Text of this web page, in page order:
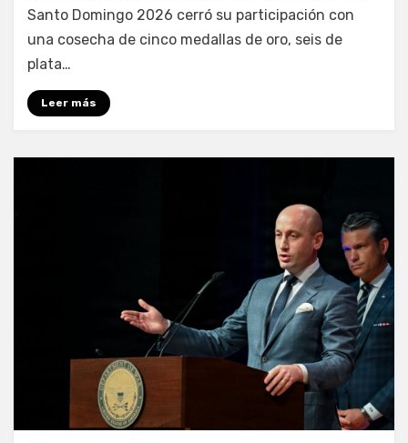
Santo Domingo 2026 cerró su participación con
una cosecha de cinco medallas de oro, seis de
plata…
Leer más